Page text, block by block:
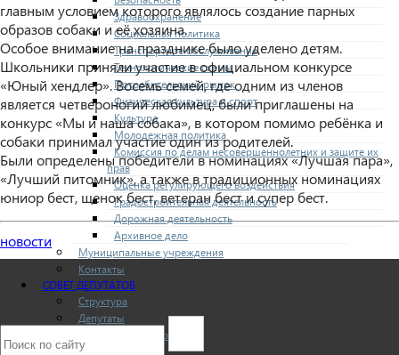
Здравоохранение
Социальная политика
Транспортное обслуживание
Технологические схемы
Потребительский рынок
Физическая культура и спорт
Культура
Молодежная политика
Комиссия по делам несовершеннолетних и защите их
прав
Оценка регулирующего воздействия
Градостроительная деятельность
Дорожная деятельность
Архивное дело
Муниципальные учреждения
Контакты
СОВЕТ ДЕПУТАТОВ
Структура
Депутаты
О Совете депутатов
Комиссии
главным условием которого являлось создание парных
образов собаки и её хозяина.
Особое внимание на празднике было уделено детям.
Школьники приняли участие в официальном конкурсе
«Юный хендлер». Восемь семей, где одним из членов
является четвероногий любимец, были приглашены на
конкурс «Мы и наша собака», в котором помимо ребёнка и
собаки принимал участие один из родителей.
Были определены победители в номинациях «Лучшая пара»,
«Лучший питомник», а также в традиционных номинациях
юниор бест, щенок бест, ветеран бест и супер бест.
новости